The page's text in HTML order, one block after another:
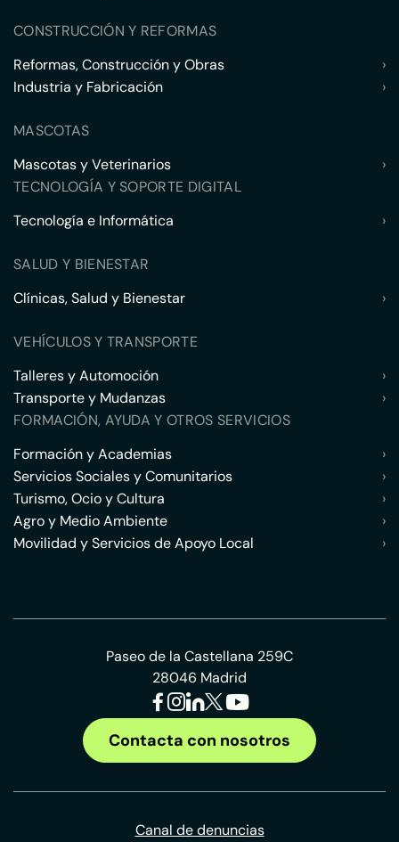
CONSTRUCCIÓN Y REFORMAS
Reformas, Construcción y Obras
›
Industria y Fabricación
›
MASCOTAS
Mascotas y Veterinarios
›
TECNOLOGÍA Y SOPORTE DIGITAL
Tecnología e Informática
›
SALUD Y BIENESTAR
Clínicas, Salud y Bienestar
›
VEHÍCULOS Y TRANSPORTE
Talleres y Automoción
›
Transporte y Mudanzas
›
FORMACIÓN, AYUDA Y OTROS SERVICIOS
Formación y Academias
›
Servicios Sociales y Comunitarios
›
Turismo, Ocio y Cultura
›
Agro y Medio Ambiente
›
Movilidad y Servicios de Apoyo Local
›
Paseo de la Castellana 259C
28046 Madrid
Contacta con nosotros
Canal de denuncias